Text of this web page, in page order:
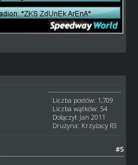
Liczba postów: 1,709
Liczba wątków: 54
Dołączył: Jan 2011
Drużyna: Krzyżacy R3
#5